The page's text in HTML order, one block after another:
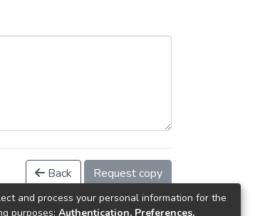
Back Request copy
and process your personal information for the
purposes: Authentication, Preferences,